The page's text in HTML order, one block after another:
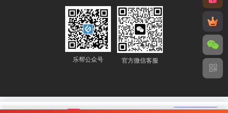
乐帮公众号 官方微信客服